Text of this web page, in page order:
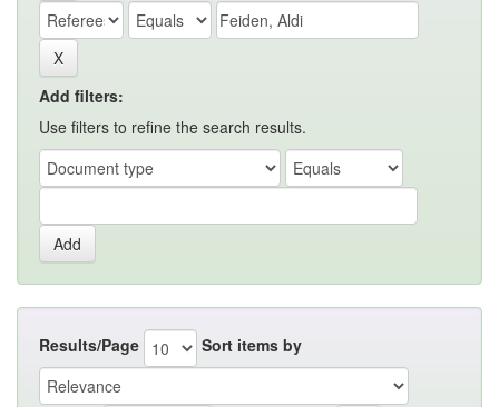
Add filters:
Use filters to refine the search results.
Results/Page Sort items by